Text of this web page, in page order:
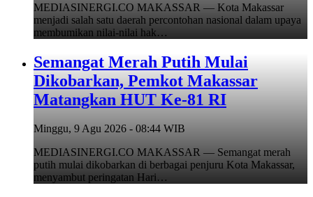
MEDIASINERGI.CO MAKASSAR — Kota Makassar
menjadi salah satu daerah percontohan nasional dalam upaya
membumikan nilai-nilai hak…
Semangat Merah Putih Mulai
Dikobarkan, Pemkot Makassar
Matangkan HUT Ke-81 RI
Minggu, 9 Agu 2026 - 08:44 WIB
MEDIASINERGI.CO MAKASSAR — Semangat merah
putih mulai dikobarkan di berbagai penjuru Kota Makassar,
menyambut peringatan Hari…